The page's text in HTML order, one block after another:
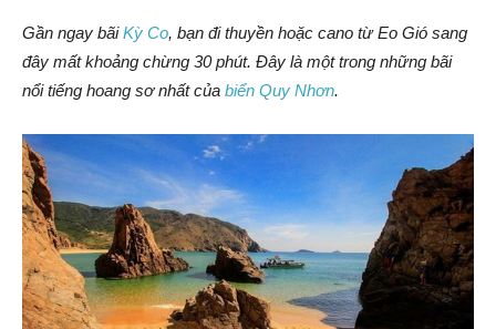
Gần ngay bãiKỳ Co, bạn đi thuyền hoặc cano từ Eo Gió sang
đây mất khoảng chừng 30 phút. Đây là một trong những bãi
nổi tiếng hoang sơ nhất của biển Quy Nhơn.